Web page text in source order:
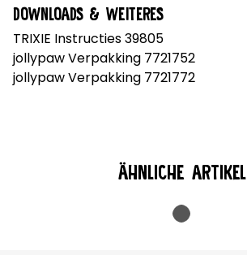
DOWNLOADS & WEITERES
TRIXIE Instructies 39805
jollypaw Verpakking 7721752
jollypaw Verpakking 7721772
ÄHNLICHE ARTIKEL
Loading...